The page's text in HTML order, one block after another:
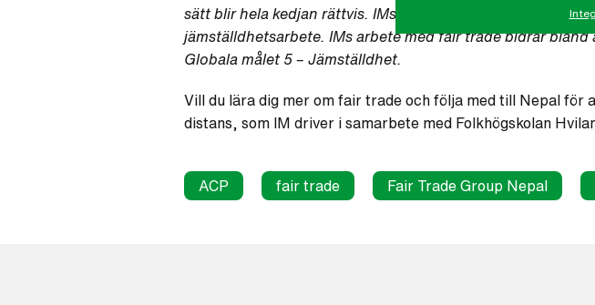
sätt blir hela kedjan rättvis. IMs målgrupp är främst
jämställdhetsarbete. IMs arbete med fair trade bidrar
Globala målet 5 – Jämställdhet.
Vill du lära dig mer om fair trade och följa med till Nepal för
distans, som IM driver i samarbete med Folkhögskolan
ACP fair trade Fair Trade Group Nepal